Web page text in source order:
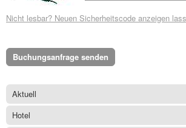
Nicht lesbar? Neuen Sicherheitscode anzeigen
Buchungsanfrage senden
Aktuell
Hotel